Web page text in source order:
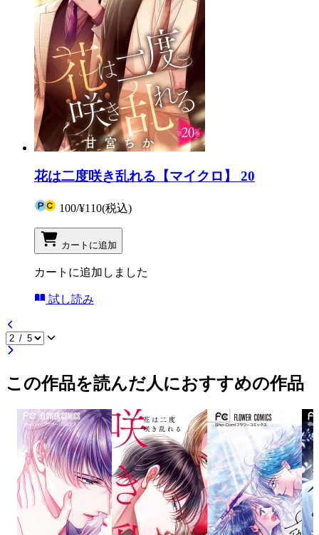
花は二度咲き乱れる【マイクロ】 20
100/¥110(税込)
カートに追加
カートに追加しました
試し読み
この作品を読んだ人におすすめの作品